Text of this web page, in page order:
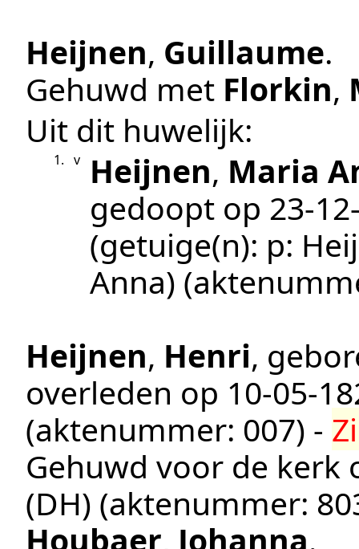
Heijnen, Guillaume.
Gehuwd met Florkin,
Uit dit huwelijk:
1. v Heijnen, Maria
gedoopt op
(getuige(n): p:
Anna)
Heijnen, Henri,
overleden op
(aktenummer: 007) -
Gehuwd voor de kerk
(DH) (aktenummer:
Houbaer, Johanna.